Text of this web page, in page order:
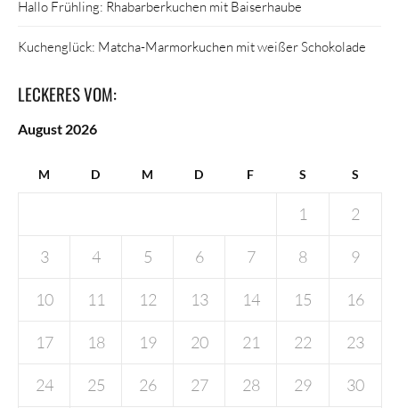
Hallo Frühling: Rhabarberkuchen mit Baiserhaube
Kuchenglück: Matcha-Marmorkuchen mit weißer Schokolade
LECKERES VOM:
August 2026
M D M D F S S
1 2
3 4 5 6 7 8 9
10 11 12 13 14 15 16
17 18 19 20 21 22 23
24 25 26 27 28 29 30